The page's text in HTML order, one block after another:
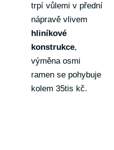
trpí vůlemi v přední
nápravě vlivem
hliníkové
konstrukce,
výměna osmi
ramen se pohybuje
kolem 35tis kč.